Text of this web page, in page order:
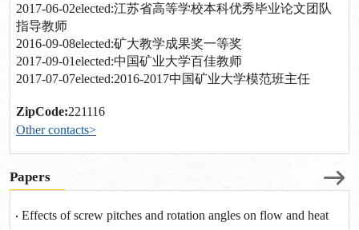
2017-06-02elected:江苏省高等学校本科优秀毕业论文团队
指导教师
2016-09-08elected:矿大教学成果奖一等奖
2017-09-01elected:中国矿业大学百佳教师
2017-07-07elected:2016-2017中国矿业大学模范班主任
ZipCode:221116
Other contacts>
Papers
Effects of screw pitches and rotation angles on flow and heat